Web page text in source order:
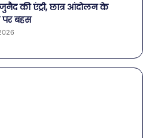
जुनैद की एंट्री, छात्र आंदोलन के
बहस